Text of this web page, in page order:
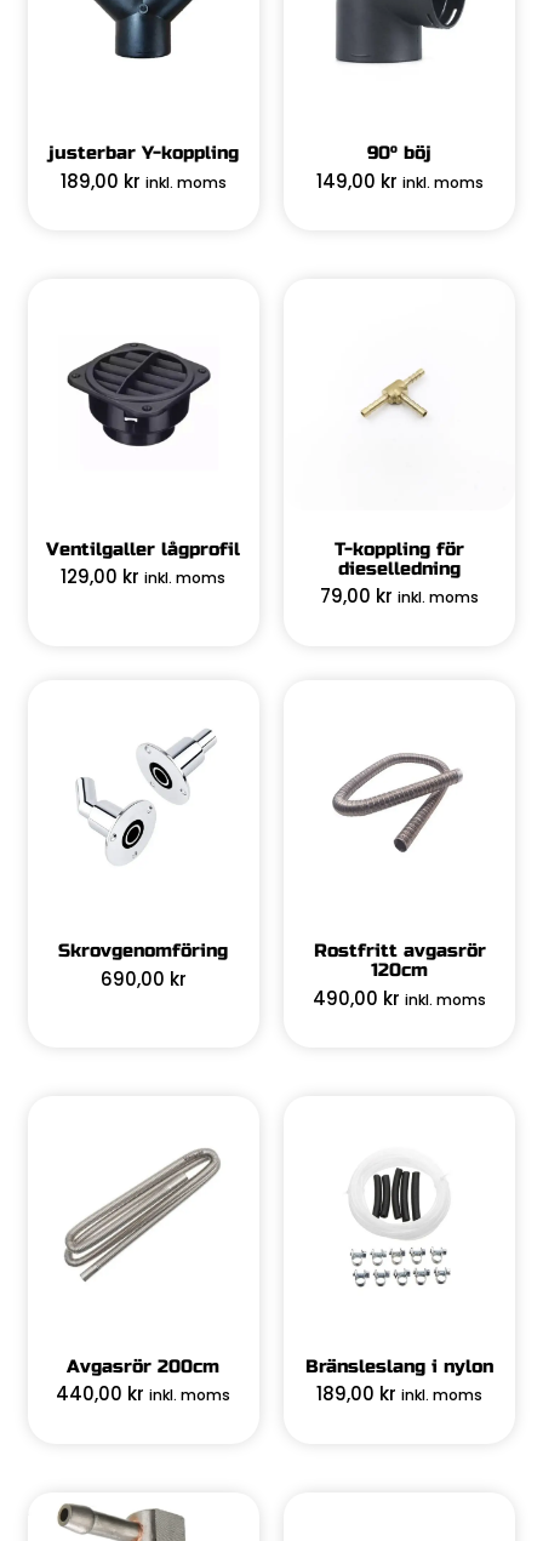
justerbar Y-koppling
189,00 kr inkl. moms
90° böj
149,00 kr inkl. moms
Ventilgaller lågprofil
129,00 kr inkl. moms
T-koppling för
dieselledning
79,00 kr inkl. moms
Skrovgenomföring
690,00 kr
Rostfritt avgasrör
120cm
490,00 kr inkl. moms
Avgasrör 200cm
440,00 kr inkl. moms
Bränsleslang i nylon
189,00 kr inkl. moms